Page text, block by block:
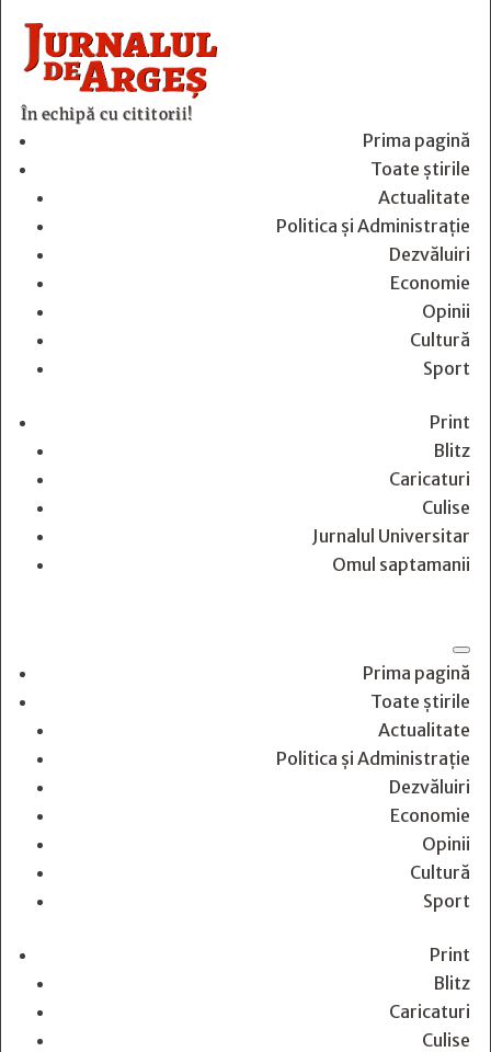
În echipă cu cititorii!
Prima pagină
Toate știrile
Actualitate
Politica și Administrație
Dezvăluiri
Economie
Opinii
Cultură
Sport
Print
Blitz
Caricaturi
Culise
Jurnalul Universitar
Omul saptamanii
Prima pagină
Toate știrile
Actualitate
Politica și Administrație
Dezvăluiri
Economie
Opinii
Cultură
Sport
Print
Blitz
Caricaturi
Culise